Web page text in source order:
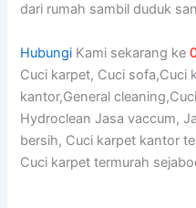
dаrі rumah ѕаmbіl duduk
Hubungi Kami sekarang ke
Cuci karpet, Cuci sofa,Cuci
kantor,General
Hydroclean Jasa vaccum,
bersih, Cuci karpet kantor
Cuci karpet termurah